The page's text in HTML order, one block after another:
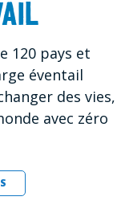
120 pays et
éventail
des vies,
avec zéro